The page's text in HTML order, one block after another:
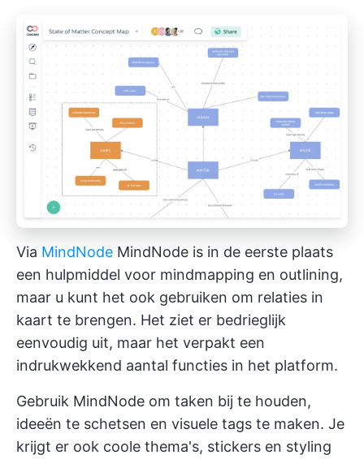
Via MindNode MindNode is in de eerste plaats
een hulpmiddel voor mindmapping en outlining,
maar u kunt het ook gebruiken om relaties in
kaart te brengen. Het ziet er bedrieglijk
eenvoudig uit, maar het verpakt een
indrukwekkend aantal functies in het platform.
Gebruik MindNode om taken bij te houden,
ideeën te schetsen en visuele tags te maken. Je
krijgt er ook coole thema's, stickers en styling